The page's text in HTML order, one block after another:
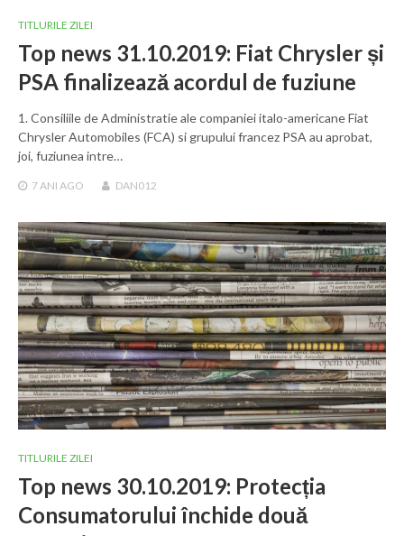
TITLURILE ZILEI
Top news 31.10.2019: Fiat Chrysler și
PSA finalizează acordul de fuziune
1. Consiliile de Administratie ale companiei italo-americane Fiat
Chrysler Automobiles (FCA) si grupului francez PSA au aprobat,
joi, fuziunea intre…
7 ANI AGO DAN012
TITLURILE ZILEI
Top news 30.10.2019: Protecția
Consumatorului închide două